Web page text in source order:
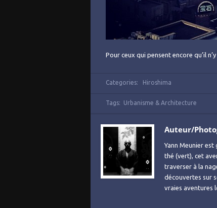
Pour ceux qui pensent encore qu’il
Categories: Hiroshima
Tags: Urbanisme & Architecture
Auteur/
Yann Meunier
thé (vert), cet
traverser à la
découvertes sur
vraies aventures